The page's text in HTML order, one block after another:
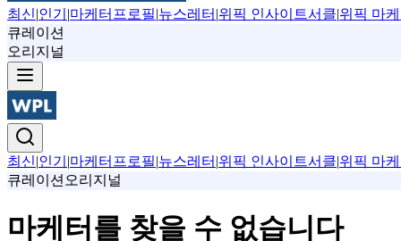
최신|인기 |마케터프로필|뉴스레터 |위픽 인사이트서클|위픽 마케
큐레이션
오리지널
최신|인기 |마케터프로필|뉴스레터 |위픽 인사이트서클|위픽 마케
큐레이션 오리지널
마케터를 찾을 수 없습니다